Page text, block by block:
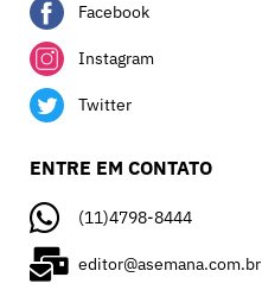
Facebook
Instagram
Twitter
ENTRE EM CONTATO
(11)4798-8444
editor@asemana.com.br